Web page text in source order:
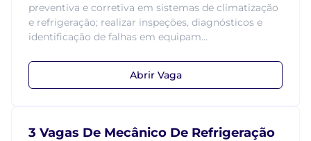
preventiva e corretiva em sistemas de climatização
e refrigeração; realizar inspeções, diagnósticos e
identificação de falhas em equipam...
Abrir Vaga
3 Vagas De Mecânico De Refrigeração